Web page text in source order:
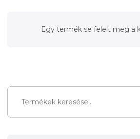
Egy termék se felelt meg a
Keresés
következőre: